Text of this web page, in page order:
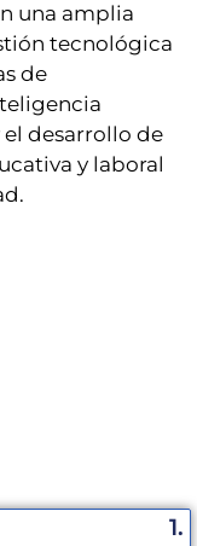
una amplia
tecnológica
de
desarrollo de
y laboral
1.